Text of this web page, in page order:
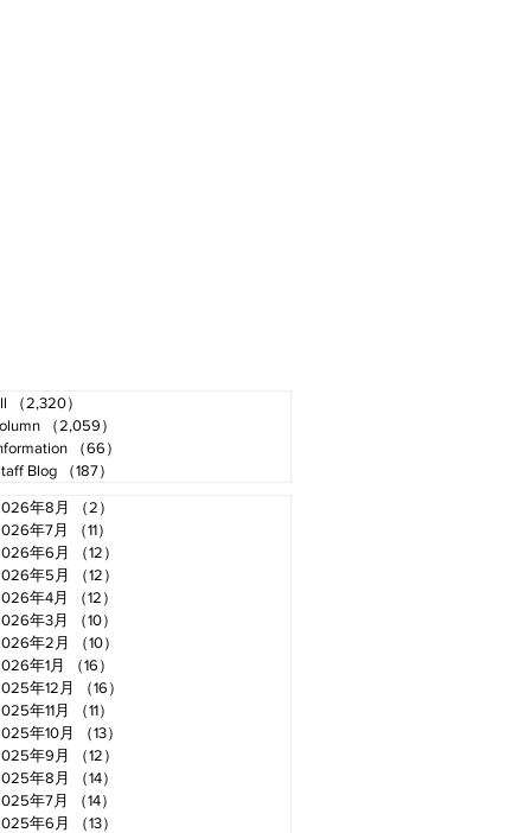
（2,320）
（2,059）
（66）
Blog
（187）
年8月 （2）
年7月
（11）
年6月
（12）
年5月
（12）
年4月
（12）
年3月
（10）
年2月
（10）
年1月
（16）
年12月
（16）
年11月
（11）
年10月
（13）
年9月
（12）
年8月
（14）
年7月
（14）
年6月
（13）